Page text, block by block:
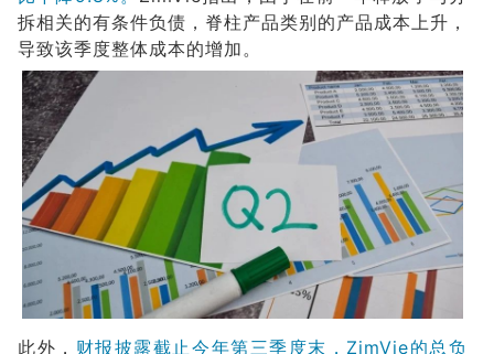
拆相关的有条件负债，脊柱产品类别的产品成本上升，
导致该季度整体成本的增加。
此外， 财报披露截止今年第三季度末，ZimVie的总负